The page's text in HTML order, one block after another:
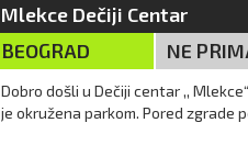
Mlekce Dečiji Centar
BEOGRAD
NE
Dobro došli u Dečiji centar ,,
je okružena parkom. Pored zgrade